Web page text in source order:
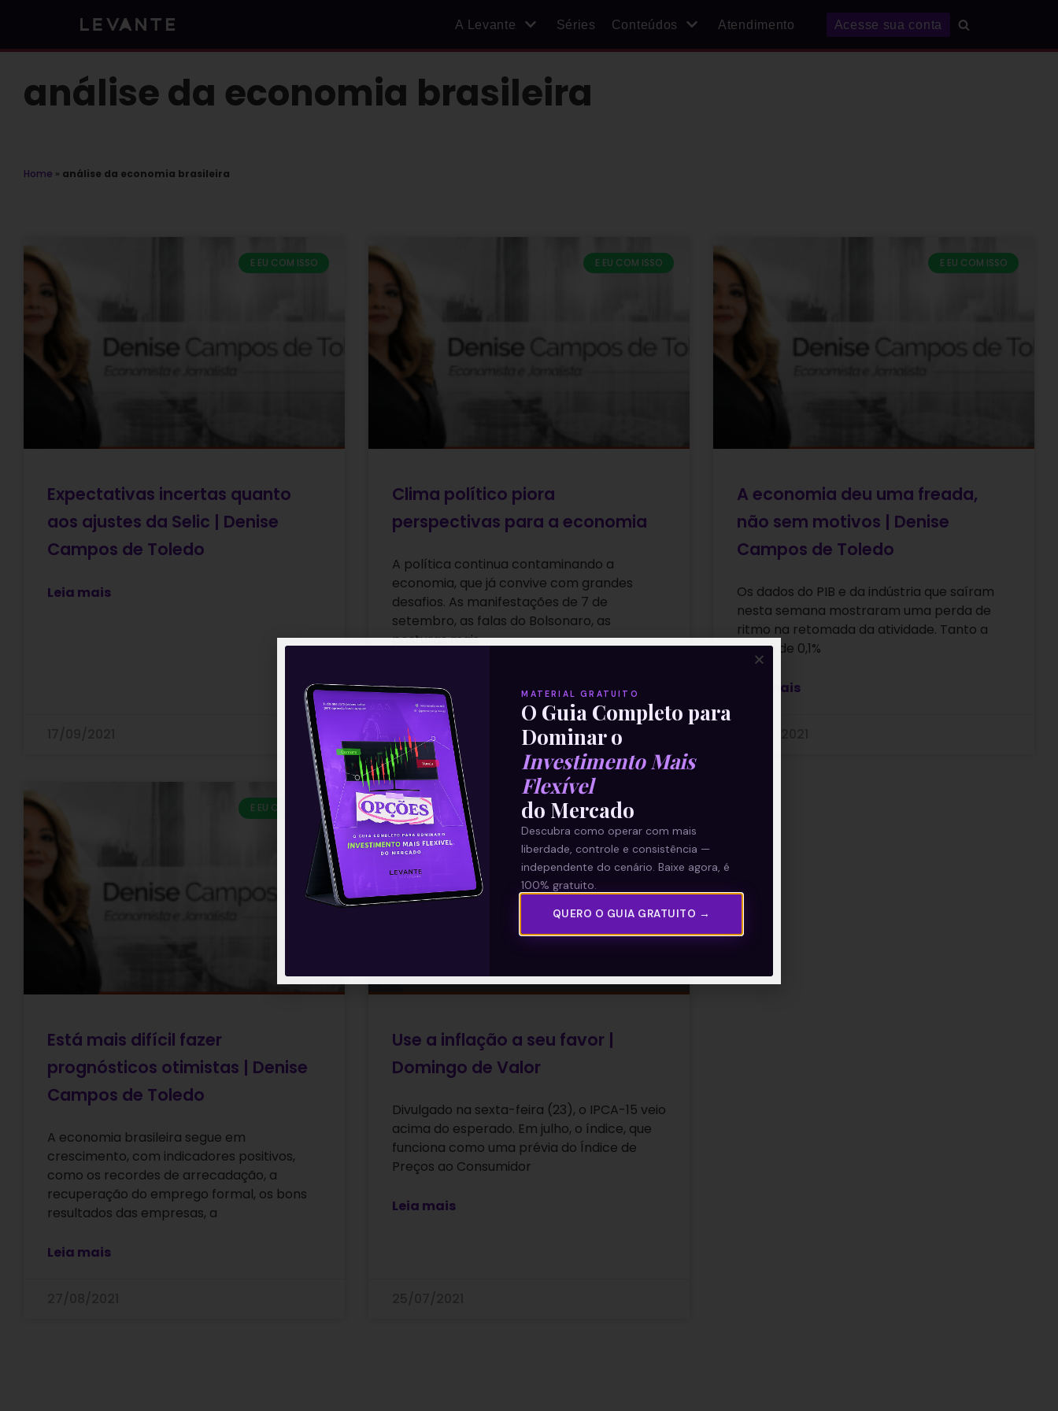
A Levante Séries Conteúdos Atendimento Acesse sua conta
análise da economia brasileira
Home » análise da economia brasileira
E EU COM ISSO
Expectativas incertas quanto
aos ajustes da Selic | Denise
Campos de Toledo
Leia mais
E EU COM ISSO
Clima político piora
perspectivas para a economia
A política continua contaminando a
economia, que já convive com grandes
desafios. As manifestações de 7 de
setembro, as falas do Bolsonaro, as
posturas mais
10/09/2021
E EU COM ISSO
A economia deu uma freada,
não sem motivos | Denise
Campos de Toledo
Os dados do PIB e da indústria que saíram
nesta semana mostraram uma perda de
ritmo na retomada da atividade. Tanto a
queda de 0,1%
Leia mais
E EU COM ISSO
Está mais difícil fazer
prognósticos otimistas | Denise
Campos de Toledo
A economia brasileira segue em
crescimento, com indicadores positivos,
como os recordes de arrecadação, a
recuperação do emprego formal, os bons
resultados das empresas, a
Leia mais
DOMINGO DE VALOR
Use a inflação a seu favor |
Domingo de Valor
Divulgado na sexta-feira (23), o IPCA-15 veio
acima do esperado. Em julho, o índice, que
funciona como uma prévia do Índice de
Preços ao Consumidor
Leia mais
MATERIAL GRATUITO
O Guia Completo para
Dominar o
Investimento Mais
Flexível
do Mercado
Descubra como operar com mais
liberdade, controle e consistência —
independente do cenário. Baixe agora, é
100% gratuito.
QUERO O GUIA GRATUITO →